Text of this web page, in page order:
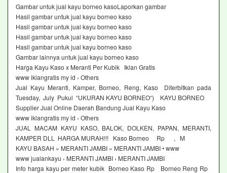
Gambar untuk jual kayu borneo kasoLaporkan gambar
Hasil gambar untuk jual kayu borneo kaso
Hasil gambar untuk jual kayu borneo kaso
Hasil gambar untuk jual kayu borneo kaso
Hasil gambar untuk jual kayu borneo kaso
Gambar lainnya untuk jual kayu borneo kaso
Harga Kayu Kaso x Meranti Per Kubik Iklan Gratis
www iklangratis my id › Others
Jual Kayu Meranti, Kamper, Borneo, Reng, Kaso Diterbitkan pada
Tuesday, July Pukul “UKURAN KAYU BORNEO“) KAYU BORNEO
Supplier Jual Online Daerah Bandung Jual Kayu Kaso
www iklangratis my id › Others
JUAL MACAM KAYU KASO, BALOK, DOLKEN, PAPAN, MERANTI,
KAMPER DLL HARGA MURAH!!! Kaso Borneo Rp , M
KAYU BASAH » MERANTI JAMBI » MERANTI JAMBI • www
www jualankayu › MERANTI JAMBI › MERANTI JAMBI
Info harga kayu per meter kubik Borneo Kaso Rp Borneo Reng Rp